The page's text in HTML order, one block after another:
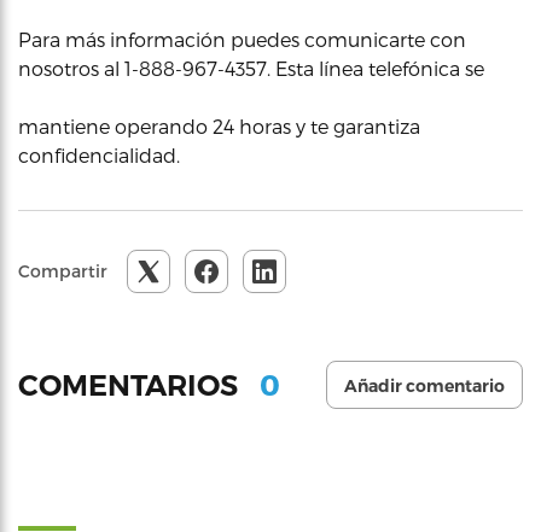
Para más información puedes comunicarte con
nosotros al 1-888-967-4357. Esta línea telefónica se
mantiene operando 24 horas y te garantiza
confidencialidad.
Compartir
COMENTARIOS 0 Añadir comentario